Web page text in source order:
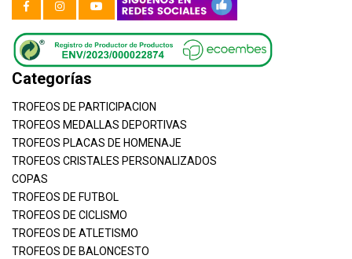
Categorías
TROFEOS DE PARTICIPACION
TROFEOS MEDALLAS DEPORTIVAS
TROFEOS PLACAS DE HOMENAJE
TROFEOS CRISTALES PERSONALIZADOS
COPAS
TROFEOS DE FUTBOL
TROFEOS DE CICLISMO
TROFEOS DE ATLETISMO
TROFEOS DE BALONCESTO